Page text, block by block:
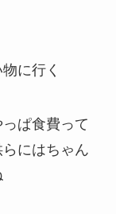
に行く
ぱ食費って
にはちゃん